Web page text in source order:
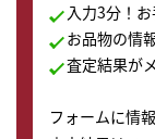
入力3分！
お品物の情
査定結果が
フォームに情